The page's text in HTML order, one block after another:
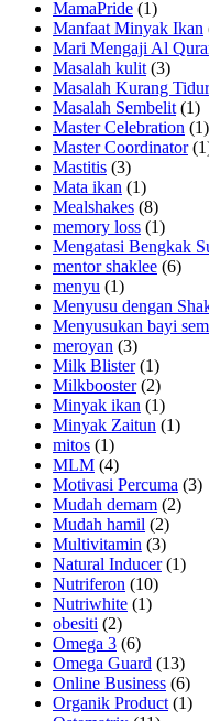
MamaPride (1)
Manfaat Minyak Ikan
Mari Mengaji Al
Masalah kulit (3)
Masalah Kurang Tidur
Masalah Sembelit (1)
Master Celebration (1)
Master Coordinator
Mastitis (3)
Mata ikan (1)
Mealshakes (8)
memory loss (1)
Mengatasi Bengkak
mentor shaklee (6)
menyu (1)
Menyusu dengan
Menyusukan bayi
meroyan (3)
Milk Blister(1)
Milkbooster(2)
Minyak ikan (1)
Minyak Zaitun (1)
mitos (1)
MLM (4)
Motivasi Percuma (3)
Mudah demam (2)
Mudah hamil (2)
Multivitamin (3)
Natural Inducer(1)
Nutriferon (10)
Nutriwhite (1)
obesiti (2)
Omega 3 (6)
Omega Guard (13)
Online Business (6)
Organik Product (1)